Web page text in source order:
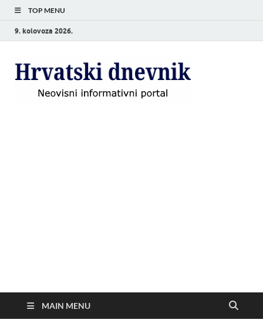
TOP MENU
9. kolovoza 2026.
MAIN MENU